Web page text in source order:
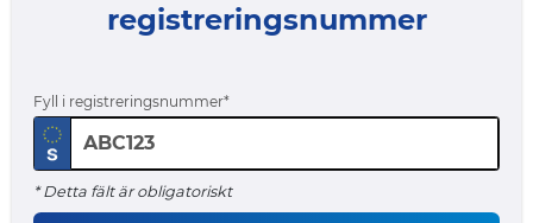
registreringsnummer
Fyll i registreringsnummer
* Detta fält är obligatoriskt